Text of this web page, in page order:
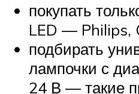
покупать
LED — Philips,
подбирать
лампочки с
24 В — такие